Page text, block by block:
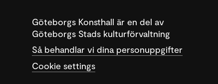
Göteborgs Konsthall är en del av
Göteborgs Stads kulturförvaltning
Så behandlar vi dina personuppgifter
Cookie settings
Denna webbplats använder cookies för att förbättra
användarupplevelsen. Genom att använda vår webbplats samtycker du
till alla cookies i enlighet med vår cookiepolicy. Läs mer